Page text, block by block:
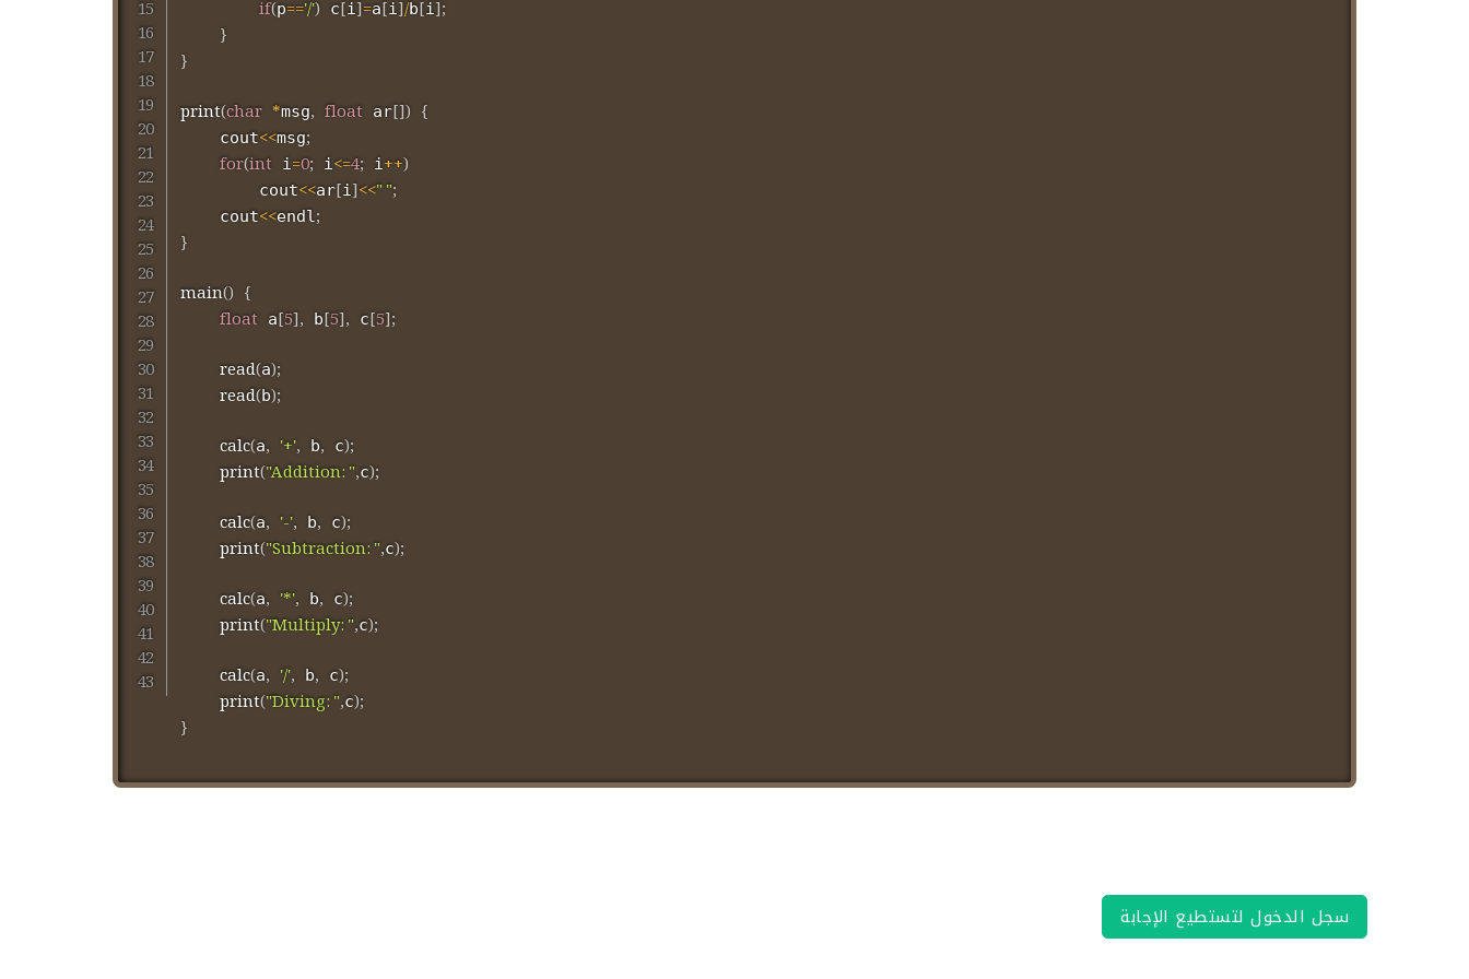
if(p=='/') c[i]=a[i]/b[i];
}
}
print(char *msg, float ar[]) {
	cout
<<msg;
for(int i=0; i<=4; i++)
		cout
<<ar[i]<<" ";
	cout
<<endl;
}
main() {
float a[5], b[5], c[5];
read(a);
read(b);
calc(a, '+', b, c);
print("Addition: ",c);
calc(a, '-', b, c);
print("Subtraction: ",c);
calc(a, '*', b, c);
print("Multiply: ",c);
calc(a, '/', b, c);
print("Diving: ",c);
}
سجل الدخول لتستطيع الإجابة